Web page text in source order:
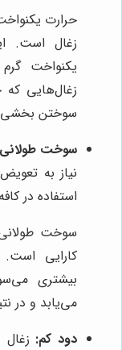
حرارت
زغال است.
یکنواخت
زغال‌هایی
سوختن بخشی
سوخت
نیاز به
استفاده در
سوخت
کارایی
بیشتری
می‌یابد و در
دود کم: